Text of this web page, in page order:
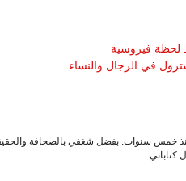
لحظة فيروسية
في الرجال والنساء
خمس سنوات. بفضل شغفي بالصحافة
كتاباتي.